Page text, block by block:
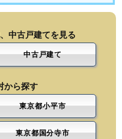
中古戸建てを見る
中古戸建て
から探す
東京都小平市
東京都国分寺市